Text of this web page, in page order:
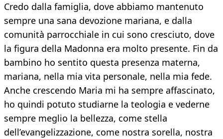
Credo dalla famiglia, dove abbiamo mantenuto
sempre una sana devozione mariana, e dalla
comunità parrocchiale in cui sono cresciuto, dove
la figura della Madonna era molto presente. Fin da
bambino ho sentito questa presenza materna,
mariana, nella mia vita personale, nella mia fede.
Anche crescendo Maria mi ha sempre affascinato,
ho quindi potuto studiarne la teologia e vederne
sempre meglio la bellezza, come stella
dell’evangelizzazione, come nostra sorella, nostra